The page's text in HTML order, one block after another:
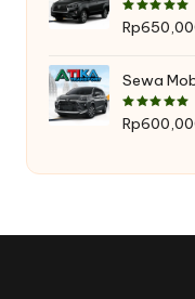
Rp
Sewa
Rp